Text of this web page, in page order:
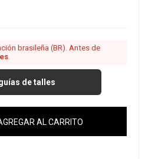
brasileña (BR). Antes de
de talles
AL CARRITO